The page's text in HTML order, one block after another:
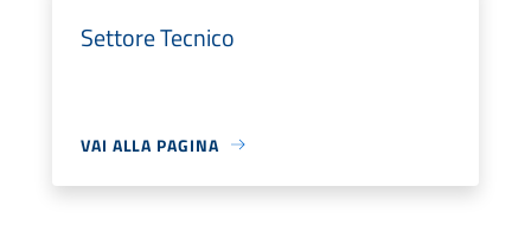
Settore Tecnico
VAI ALLA PAGINA